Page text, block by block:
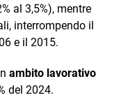
al 3,5%), mentre
interrompendo il
e il 2015.
ambito lavorativo
del 2024.